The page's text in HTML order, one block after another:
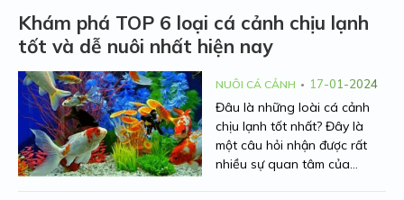
Khám phá TOP 6 loại cá cảnh chịu lạnh
tốt và dễ nuôi nhất hiện nay
NUÔI CÁ CẢNH 17-01-2024
Đâu là những loài cá cảnh
chịu lạnh tốt nhất? Đây là
một câu hỏi nhận được rất
nhiều sự quan tâm của